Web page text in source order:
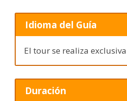
Idioma del Guía
El tour se realiza
Duración